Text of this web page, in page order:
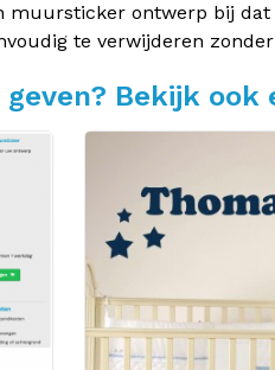
muursticker ontwerp bij
te verwijderen
Bekijk ook